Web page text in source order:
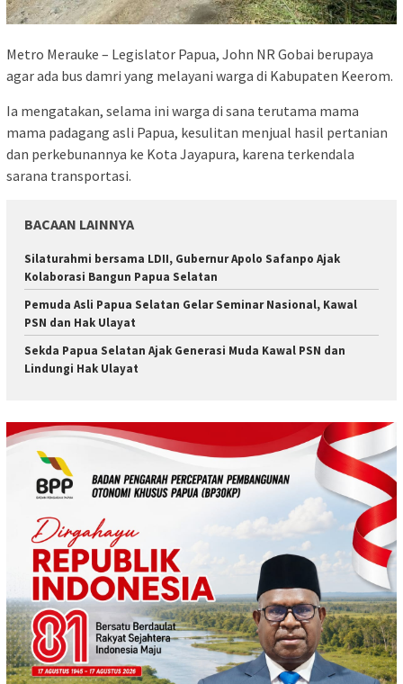
Metro Merauke – Legislator Papua, John NR Gobai berupaya
agar ada bus damri yang melayani warga di Kabupaten Keerom.
Ia mengatakan, selama ini warga di sana terutama mama
mama padagang asli Papua, kesulitan menjual hasil pertanian
dan perkebunannya ke Kota Jayapura, karena terkendala
sarana transportasi.
BACAAN LAINNYA
Silaturahmi bersama LDII, Gubernur Apolo Safanpo Ajak
Kolaborasi Bangun Papua Selatan
Pemuda Asli Papua Selatan Gelar Seminar Nasional, Kawal
PSN dan Hak Ulayat
Sekda Papua Selatan Ajak Generasi Muda Kawal PSN dan
Lindungi Hak Ulayat